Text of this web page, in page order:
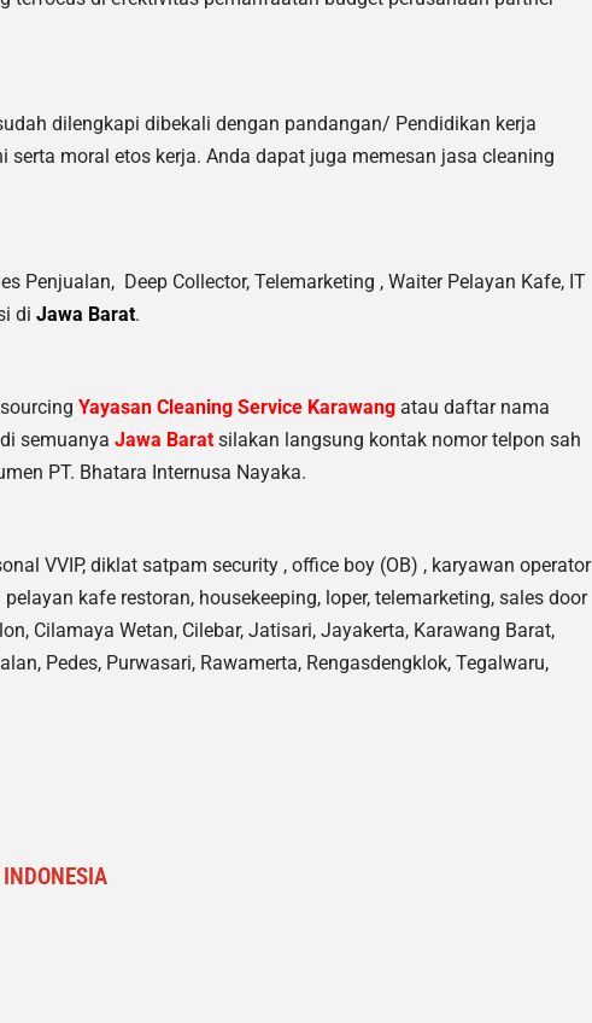
dilengkapi dibekali dengan pandangan/ Pendidikan kerja
moral etos kerja. Anda dapat juga memesan jasa cleaning
Penjualan, Deep Collector, Telemarketing , Waiter Pelayan Kafe, IT
di Jawa Barat.
Yayasan Cleaning Service Karawang atau daftar nama
semuanya Jawa Barat silakan langsung kontak nomor telpon sah
PT. Bhatara Internusa Nayaka.
VVIP, diklat satpam security , office boy (OB) , karyawan operator
kafe restoran, housekeeping, loper, telemarketing, sales door
Cilamaya Wetan, Cilebar, Jatisari, Jayakerta, Karawang Barat,
Pedes, Purwasari, Rawamerta, Rengasdengklok, Tegalwaru,